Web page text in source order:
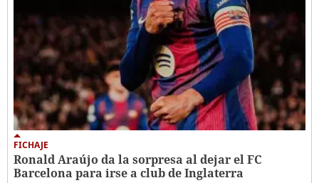
FICHAJE
Ronald Araújo da la sorpresa al dejar el FC
Barcelona para irse a club de Inglaterra